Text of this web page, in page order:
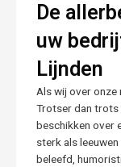
De
uw
Lijnden
Als wij over onze
Trotser dan trots
beschikken over
sterk als
beleefd,